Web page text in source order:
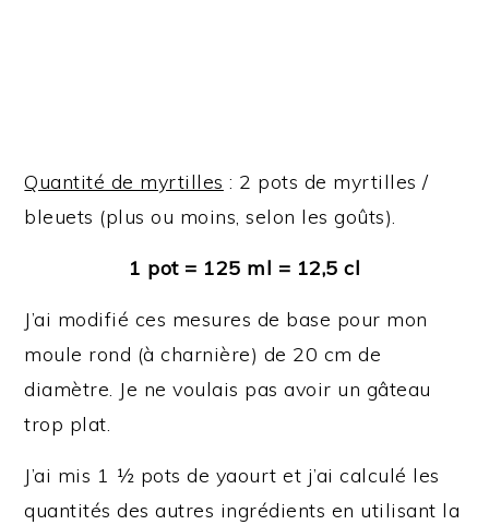
Quantité de myrtilles : 2 pots de myrtilles /
bleuets (plus ou moins, selon les goûts).
1 pot = 125 ml = 12,5 cl
J’ai modifié ces mesures de base pour mon
moule rond (à charnière) de 20 cm de
diamètre. Je ne voulais pas avoir un gâteau
trop plat.
J’ai mis 1 ½ pots de yaourt et j’ai calculé les
quantités des autres ingrédients en utilisant la